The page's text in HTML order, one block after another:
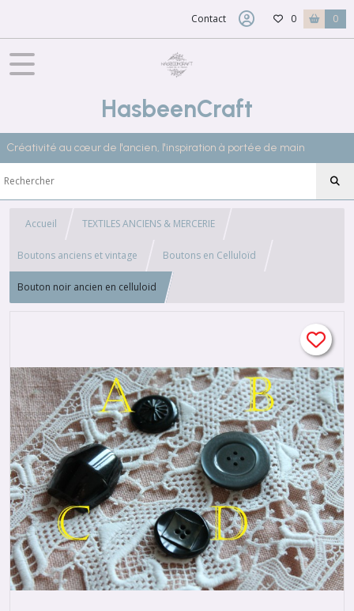
Contact 0 0
HasbeenCraft
Créativité au cœur de l'ancien, l'inspiration à portée de main
Accueil TEXTILES ANCIENS & MERCERIE
Boutons anciens et vintage Boutons en Celluloïd
Bouton noir ancien en celluloid